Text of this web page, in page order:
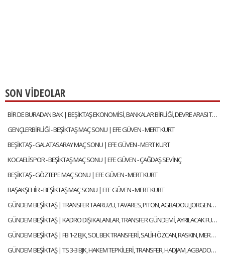
SON VİDEOLAR
BİR DE BURADAN BAK | BEŞİKTAŞ EKONOMİSİ, BANKALAR BİRLİĞİ, DEVRE ARASI TRANSFERLERİ | GÖKHAN TİRYAKİ
GENÇLERBİRLİĞİ - BEŞİKTAŞ MAÇ SONU | EFE GÜVEN - MERT KURT
BEŞİKTAŞ - GALATASARAY MAÇ SONU | EFE GÜVEN - MERT KURT
KOCAELİSPOR - BEŞİKTAŞ MAÇ SONU | EFE GÜVEN - ÇAĞDAŞ SEVİNÇ
BEŞİKTAŞ - GÖZTEPE MAÇ SONU | EFE GÜVEN - MERT KURT
BAŞAKŞEHİR - BEŞİKTAŞ MAÇ SONU | EFE GÜVEN - MERT KURT
GÜNDEM BEŞİKTAŞ | TRANSFER TAARUZU, TAVARES, PITON, AGBADOU, JORGENSEN, STROEYKENS | ÇAĞDAŞ SEVİNÇ
GÜNDEM BEŞİKTAŞ | KADRO DIŞI KALANLAR, TRANSFER GÜNDEMİ, AYRILACAK FUTBOLCULAR | ÇAĞDAŞ SEVİNÇ
GÜNDEM BEŞİKTAŞ | FB 1-2 BJK, SOL BEK TRANSFERİ, SALİH ÖZCAN, RASKIN, MERT GÜNOK | ÇAĞDAŞ SEVİNÇ
GÜNDEM BEŞİKTAŞ | TS 3-3 BJK, HAKEM TEPKİLERİ, TRANSFER, HADJAM, AGBADOU, RASKIN | ÇAĞDAŞ SEVİNÇ